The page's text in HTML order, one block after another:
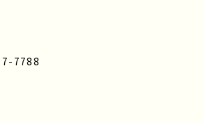
7788